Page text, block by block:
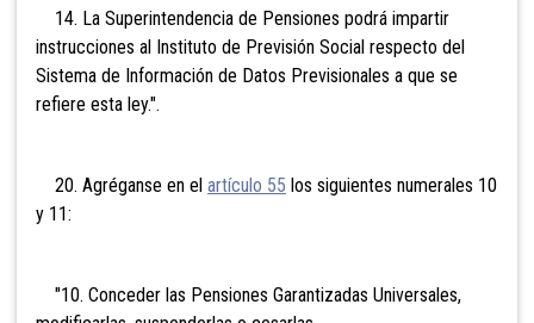
14. La Superintendencia de Pensiones podrá impartir
instrucciones al Instituto de Previsión Social respecto del
Sistema de Información de Datos Previsionales a que se
refiere esta ley.".
20. Agréganse en el artículo 55 los siguientes numerales 10
y 11:
"10. Conceder las Pensiones Garantizadas Universales,